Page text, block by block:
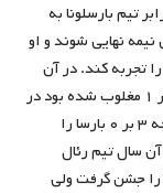
تیم بارسلونا به
نهایی شوند و او
را تجربه کند. در آن
بازی که تیم رم در حالی که در ورزشگاه نیو کمپ ۴ بر ۱ مغلوب شده بود در
بازی برگشت در ورزشگاه المپیک رم توانست با نتیجه ۳ بر ۰ بارسا را
سال تیم رئال
را جشن گرفت ولی